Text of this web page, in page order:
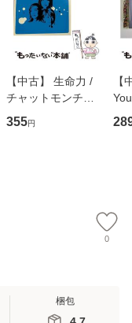
【中古】 生命力 /
チャットモンチー /
キューンレコード
[CD]【メール便送
355円
【
のが
0
梱包